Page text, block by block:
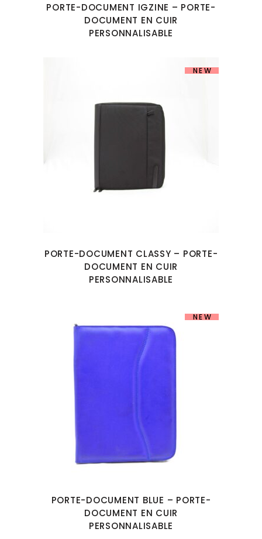
PORTE-DOCUMENT IGZINE – PORTE-
DOCUMENT EN CUIR
PERSONNALISABLE
NEW
PORTE-DOCUMENT CLASSY – PORTE-
DOCUMENT EN CUIR
PERSONNALISABLE
NEW
PORTE-DOCUMENT BLUE – PORTE-
DOCUMENT EN CUIR
PERSONNALISABLE